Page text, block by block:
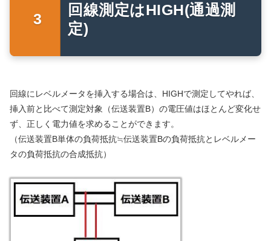
回線測定はHIGH(通過測
定)
回線にレベルメータを挿入する場合は、HIGHで測定してやれば、
挿入前と比べて測定対象（伝送装置B）の電圧値はほとんど変化せ
ず、正しく電力値を求めることができます。
（伝送装置B単体の負荷抵抗≒伝送装置Bの負荷抵抗とレベルメー
タの負荷抵抗の合成抵抗）